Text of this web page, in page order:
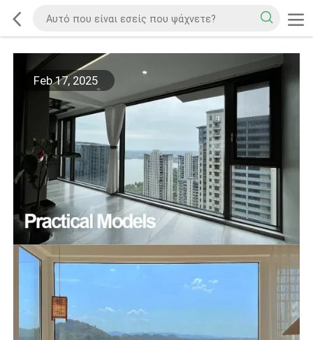
Feb 17, 2025